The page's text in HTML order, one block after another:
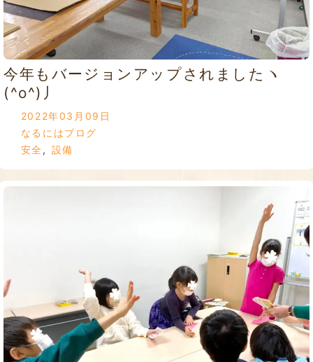
今年もバージョンアップされましたヽ
(^o^)丿
2022年03月09日
なるにはブログ
安全, 設備